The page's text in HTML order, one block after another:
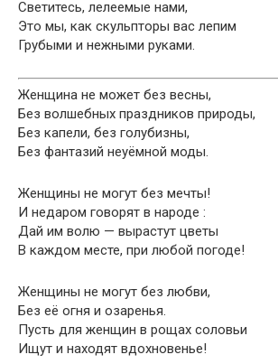
Светитесь, лелеемые нами,
Это мы, как скульпторы вас лепим
Грубыми и нежными руками.
Женщина не может без весны,
Без волшебных праздников природы,
Без капели, без голубизны,
Без фантазий неуёмной моды.
Женщины не могут без мечты!
И недаром говорят в народе :
Дай им волю — вырастут цветы
В каждом месте, при любой погоде!
Женщины не могут без любви,
Без её огня и озаренья.
Пусть для женщин в рощах соловьи
Ищут и находят вдохновенье!